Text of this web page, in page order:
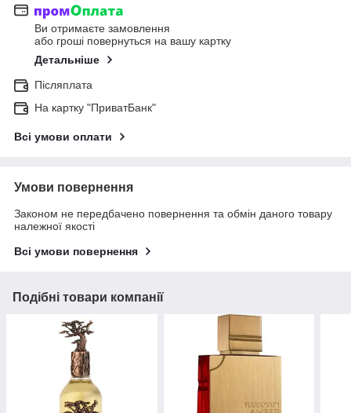
Ви отримаєте замовлення
або гроші повернуться на вашу картку
Детальніше
Післяплата
На картку "ПриватБанк"
Всі умови оплати
Умови повернення
Законом не передбачено повернення та обмін даного товару
належної якості
Всі умови повернення
Подібні товари компанії